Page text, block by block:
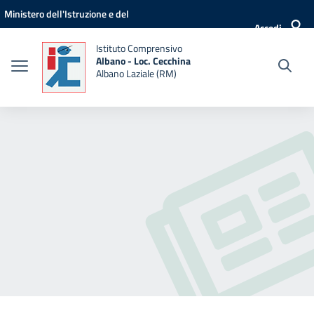
Vai ai contenuti
Vai al menu di navigazione
Vai al footer
Ministero dell'Istruzione e del
Accedi
Istituto Comprensivo
Albano - Loc. Cecchina
Albano Laziale (RM)